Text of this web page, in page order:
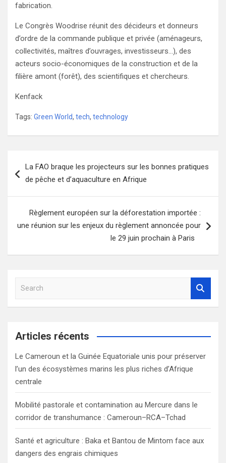
fabrication.
Le Congrès Woodrise réunit des décideurs et donneurs
d’ordre de la commande publique et privée (aménageurs,
collectivités, maîtres d’ouvrages, investisseurs…), des
acteurs socio-économiques de la construction et de la
filière amont (forêt), des scientifiques et chercheurs.
Kenfack
Tags: Green World, tech, technology
de
La FAO braque les projecteurs sur les bonnes pratiques
de pêche et d’aquaculture en Afrique
Règlement européen sur la déforestation importée :
une réunion sur les enjeux du règlement annoncée pour
le 29 juin prochain à Paris
a
c
Articles récents
Le Cameroun et la Guinée Equatoriale unis pour préserver
l’un des écosystèmes marins les plus riches d’Afrique
centrale
Mobilité pastorale et contamination au Mercure dans le
corridor de transhumance : Cameroun–RCA–Tchad
Santé et agriculture : Baka et Bantou de Mintom face aux
dangers des engrais chimiques